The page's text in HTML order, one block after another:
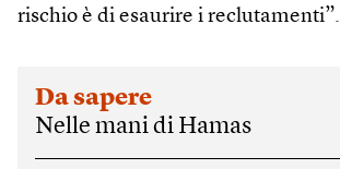
rischio è di esaurire i reclutamenti”.
Da sapere
Nelle mani di Hamas